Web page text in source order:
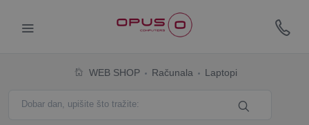
WEB SHOP Računala Laptopi